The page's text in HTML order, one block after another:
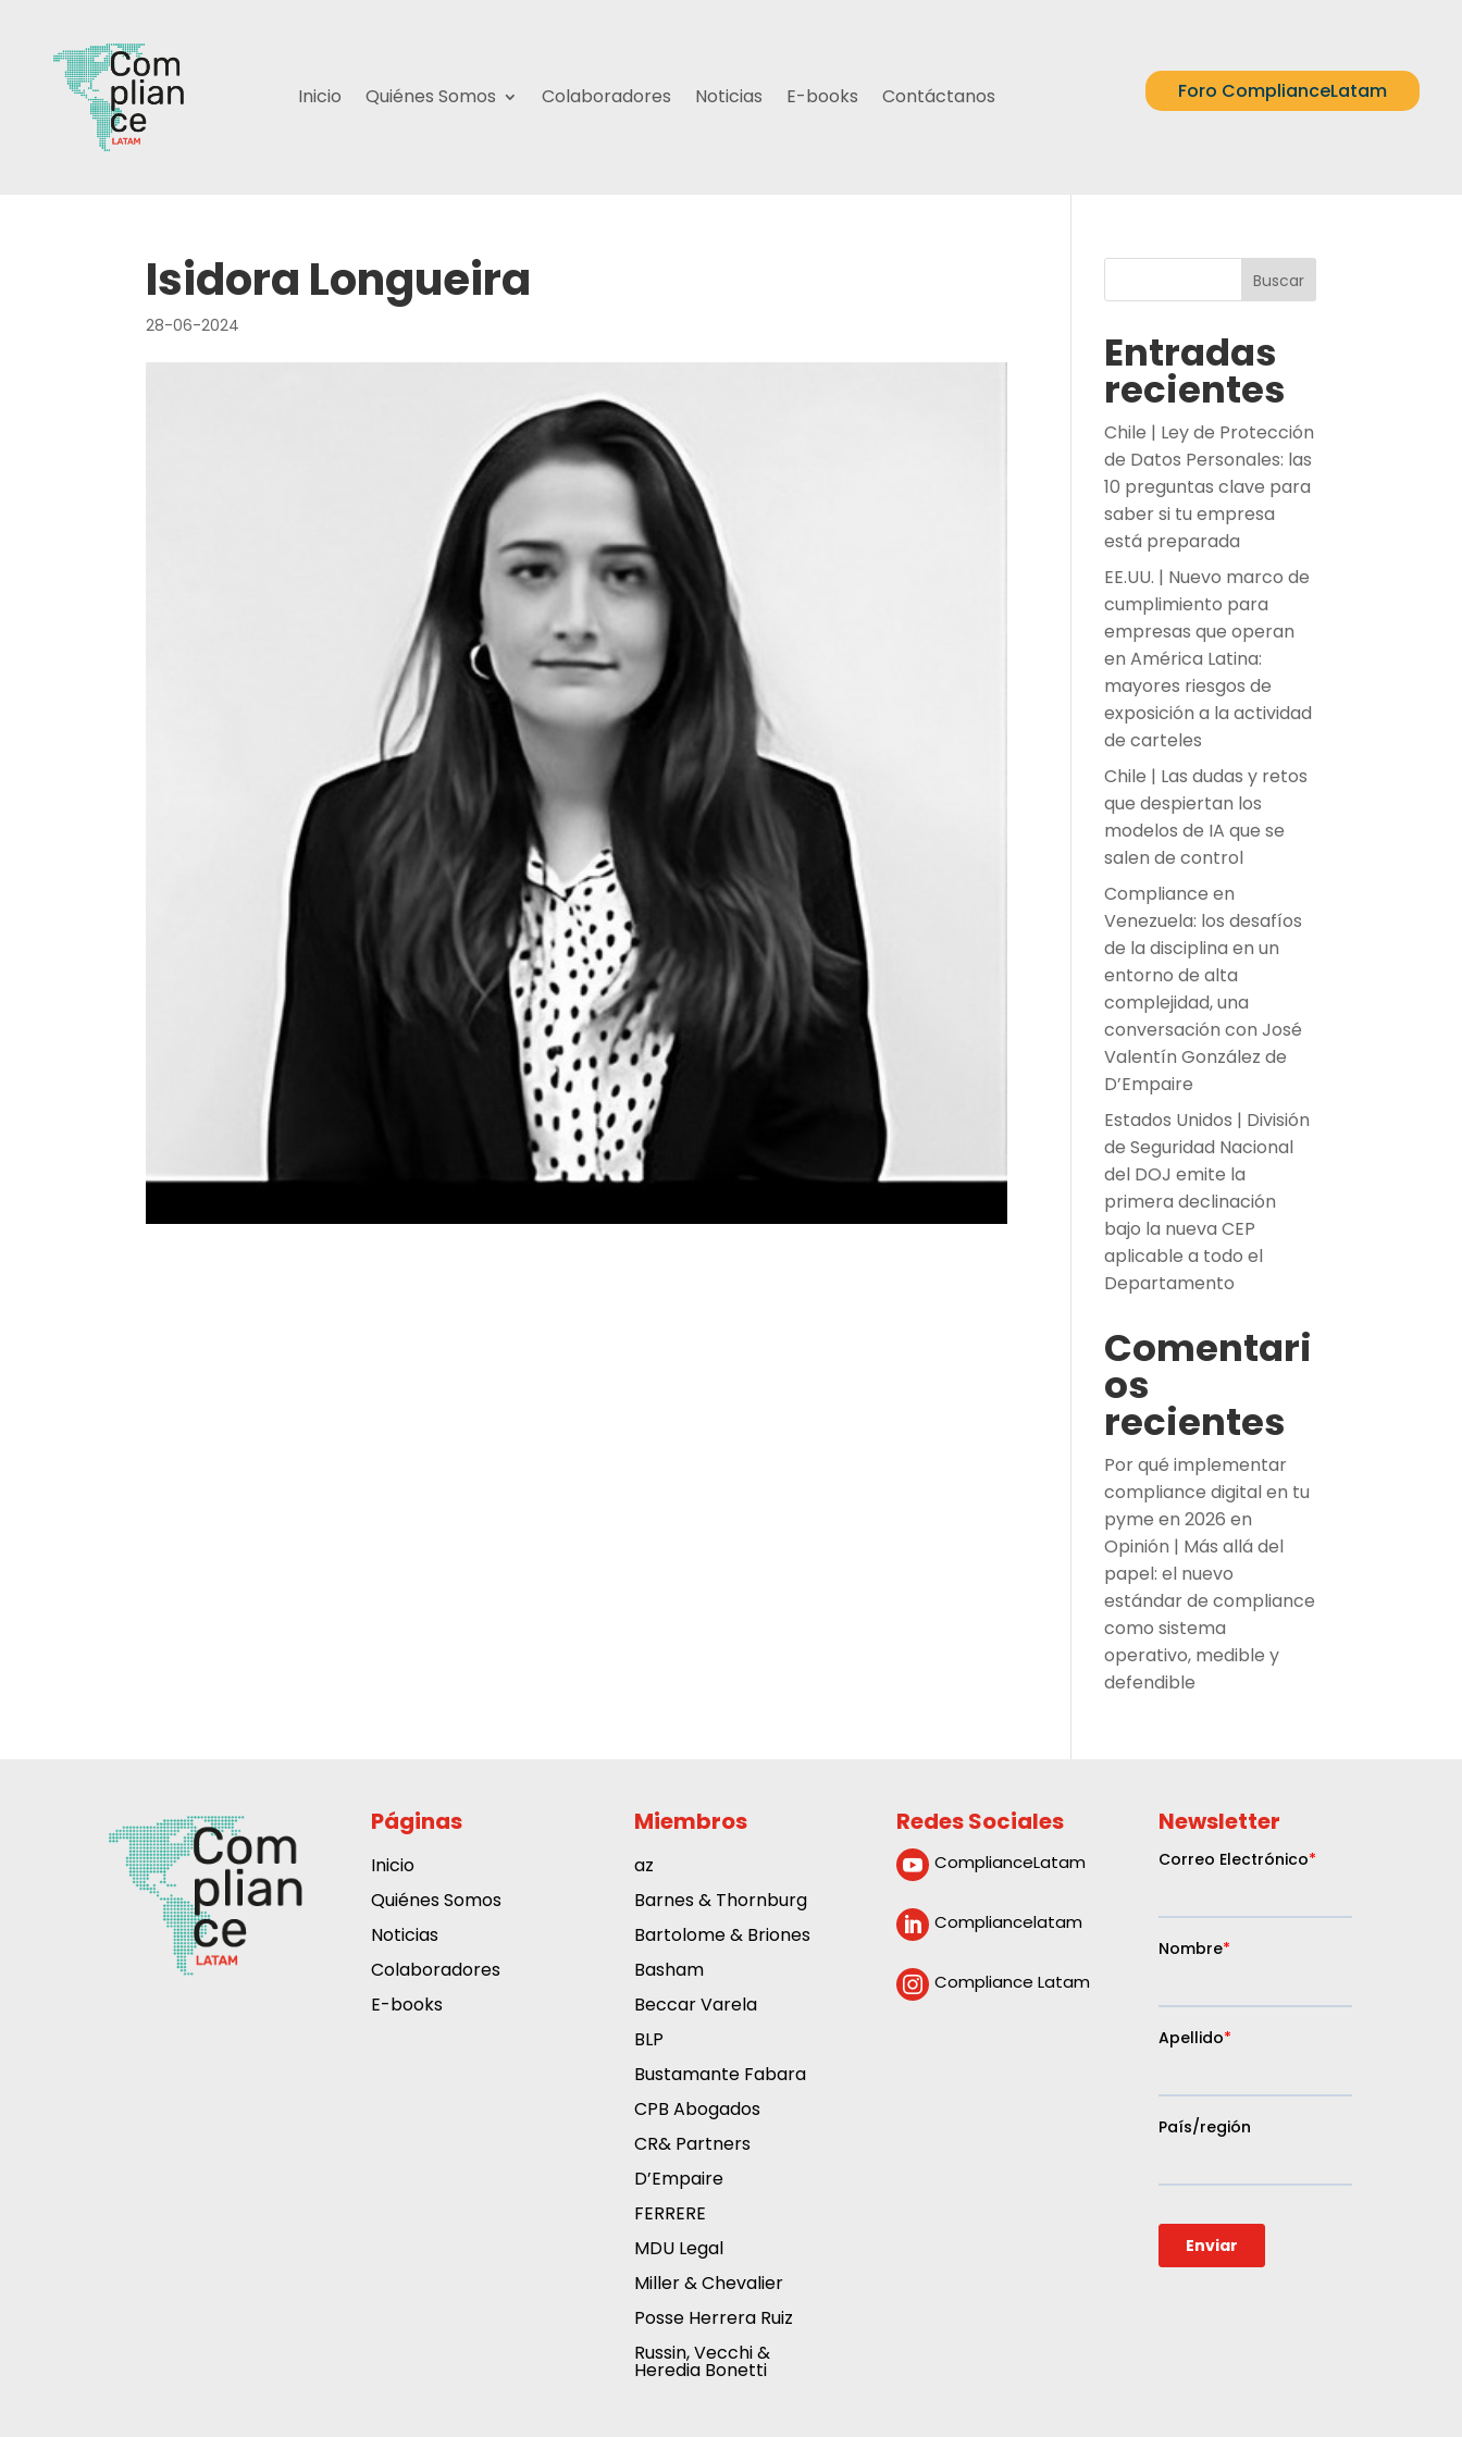
Inicio Quiénes Somos Colaboradores Noticias E-books Contáctanos Foro ComplianceLatam
Isidora Longueira
28-06-2024
Buscar
Entradas
recientes
Chile | Ley de Protección
de Datos Personales: las
10 preguntas clave para
saber si tu empresa
está preparada
EE.UU. | Nuevo marco de
cumplimiento para
empresas que operan
en América Latina:
mayores riesgos de
exposición a la actividad
de carteles
Chile | Las dudas y retos
que despiertan los
modelos de IA que se
salen de control
Compliance en
Venezuela: los desafíos
de la disciplina en un
entorno de alta
complejidad, una
conversación con José
Valentín González de
D’Empaire
Estados Unidos | División
de Seguridad Nacional
del DOJ emite la
primera declinación
bajo la nueva CEP
aplicable a todo el
Departamento
Comentari
os
recientes
Por qué implementar
compliance digital en tu
pyme en 2026 en
Opinión | Más allá del
papel: el nuevo
estándar de compliance
como sistema
operativo, medible y
defendible
Páginas
Inicio
Quiénes Somos
Noticias
Colaboradores
E-books
Miembros
az
Barnes & Thornburg
Bartolome & Briones
Basham
Beccar Varela
BLP
Bustamante Fabara
CPB Abogados
CR& Partners
D’Empaire
FERRERE
MDU Legal
Miller & Chevalier
Posse Herrera Ruiz
Russin, Vecchi &
Heredia Bonetti
Redes Sociales
 ComplianceLatam
 Compliancelatam
 Compliance Latam
Newsletter